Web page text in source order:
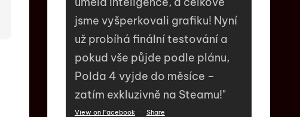
jsme vyšperkovali grafiku! Nyní
už probíhá finální testování a
pokud vše půjde podle plánu,
Polda 4 vyjde do měsíce –
zatím exkluzivně na Steamu!"
View on Facebook · Share